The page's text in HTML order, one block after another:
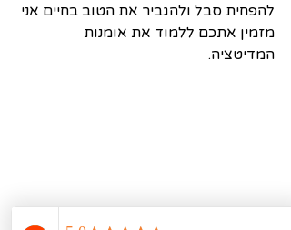
להפחית סבל ולהגביר את הטוב בחיים אני
מזמין אתכם ללמוד את אומנות
המדיטציה.